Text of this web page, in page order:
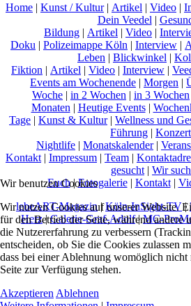
Home | Kunst / Kultur| Artikel | Video |
Dein Veedel |
Bildung | Artikel | Video |
Doku | Polizeimappe Köln | Interview |
Leben | Blickwinkel |
Fiktion | Artikel | Video | Interview |
Events am Wochenende | Morgen |
Woche | in 2 Wochen | in 3 Wochen
Monaten | Heutige Events|
Tage | Kunst & Kultur| Wellness und
Führung |
Nightlife | Monatskalender|
Kontakt | Impressum | Team |
gesucht | Wir
Euch|Fotogalerie| Kontakt|
lebeART-Magazin|Köln-InSight-TV|
Herz|Galerie-Graf-Adolf|MC-
Wir benutzen Cookies
Wir nutzen Cookies auf unserer Website.
für den Betrieb der Seite, während andere
die Nutzererfahrung zu verbessern
entscheiden, ob Sie die Cookies zulassen
dass bei einer Ablehnung womöglich
Seite zur Verfügung stehen.
Akzeptieren Ablehnen